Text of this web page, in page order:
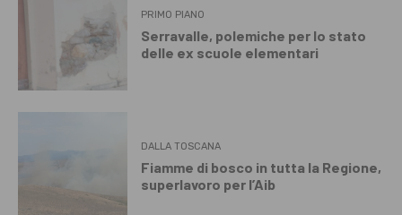
PRIMO PIANO
Serravalle, polemiche per lo stato
delle ex scuole elementari
DALLA TOSCANA
Fiamme di bosco in tutta la Regione,
superlavoro per l’Aib